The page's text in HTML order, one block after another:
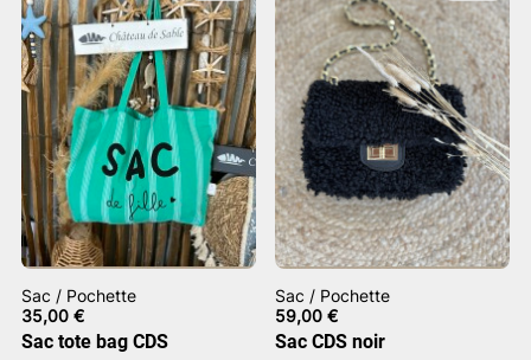
Sac / Pochette
35,00 €
Sac tote bag CDS
Sac / Pochette
59,00€
Sac CDS noir